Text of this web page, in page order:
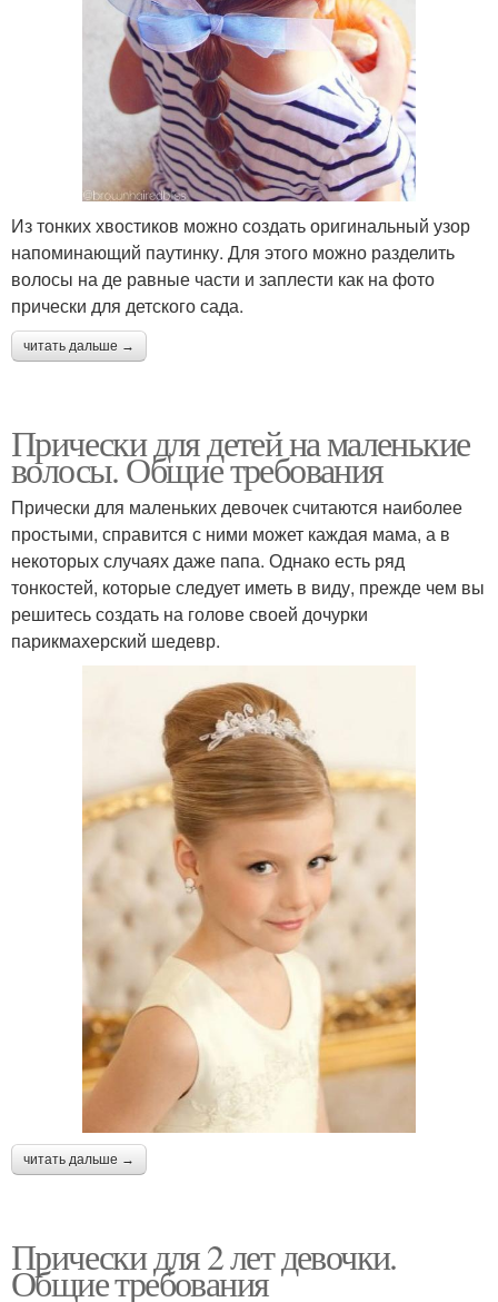
Из тонких хвостиков можно создать оригинальный узор
напоминающий паутинку. Для этого можно разделить
волосы на де равные части и заплести как на фото
прически для детского сада.
читать дальше →
Прически для детей на маленькие
волосы. Общие требования
Прически для маленьких девочек считаются наиболее
простыми, справится с ними может каждая мама, а в
некоторых случаях даже папа. Однако есть ряд
тонкостей, которые следует иметь в виду, прежде чем вы
решитесь создать на голове своей дочурки
парикмахерский шедевр.
читать дальше →
Прически для 2 лет девочки.
Общие требования